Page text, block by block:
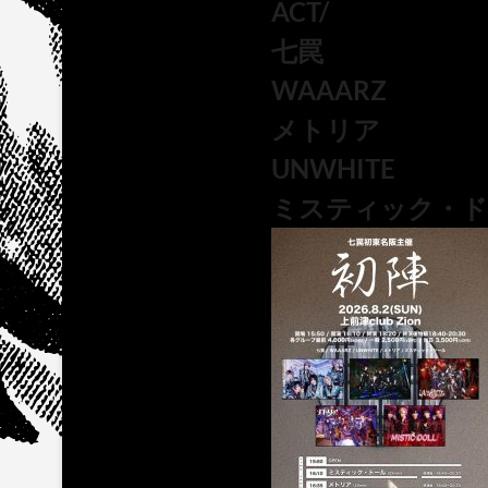
ACT/
七罠
WAAARZ
メトリア
UNWHITE
ミスティック・